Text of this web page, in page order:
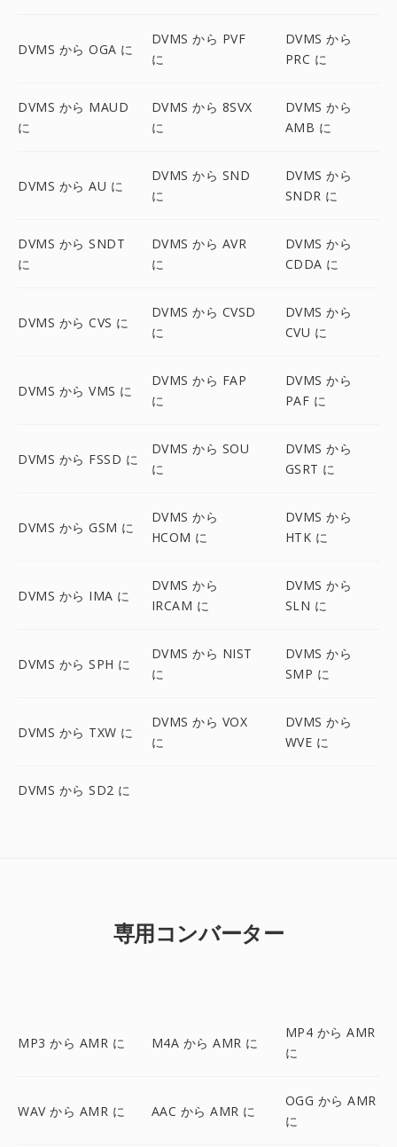
DVMS から OGA に
DVMS から PVF
に
DVMS から
PRC に
DVMS から MAUD
に
DVMS から 8SVX
に
DVMS から
AMB に
DVMS から AU に
DVMS から SND
に
DVMS から
SNDR に
DVMS から SNDT
に
DVMS から AVR
に
DVMS から
CDDA に
DVMS から CVS に
DVMS から CVSD
に
DVMS から
CVU に
DVMS から VMS に
DVMS から FAP
に
DVMS から
PAF に
DVMS から FSSD に
DVMS から SOU
に
DVMS から
GSRT に
DVMS から GSM に
DVMS から
HCOM に
DVMS から
HTK に
DVMS から IMA に
DVMS から
IRCAM に
DVMS から
SLN に
DVMS から SPH に
DVMS から NIST
に
DVMS から
SMP に
DVMS から TXW に
DVMS から VOX
に
DVMS から
WVE に
DVMS から SD2 に
専用コンバーター
MP3 から AMR に M4A から AMR に
MP4 から AMR
に
WAV から AMR に AAC から AMR に
OGG から AMR
に